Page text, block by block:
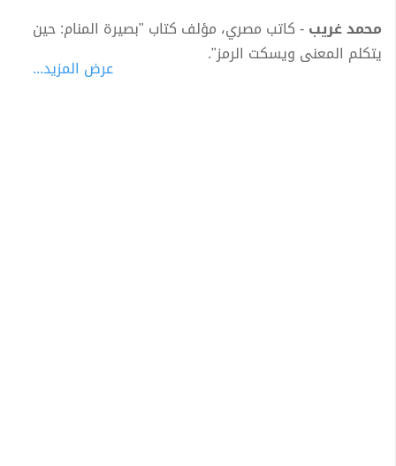
محمد غريب- كاتب مصري، مؤلف كتاب "بصيرة المنام: حين
يتكلم المعنى ويسكت الرمز".
عرض المزيد...